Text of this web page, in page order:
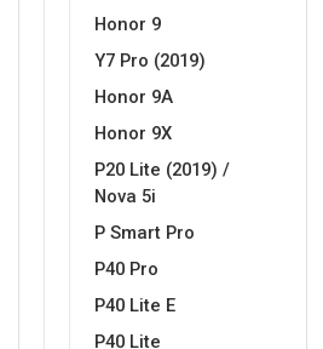
Honor 9
Y7 Pro (2019)
Honor 9A
Honor 9X
P20 Lite (2019) /
Nova 5i
P Smart Pro
P40 Pro
P40 Lite E
P40 Lite
Svijet životinja
Mandale / Cvjetni motivi